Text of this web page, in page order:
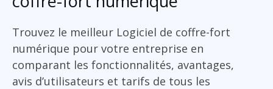
Trouvez le meilleur Logiciel de coffre-fort
numérique pour votre entreprise en
comparant les fonctionnalités, avantages,
avis d’utilisateurs et tarifs de tous les